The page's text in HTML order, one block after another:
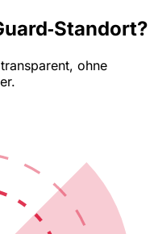
ohne